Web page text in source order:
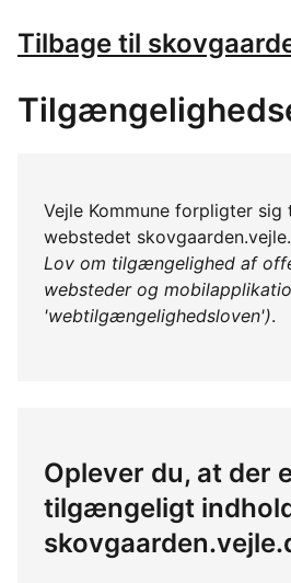
Tilbage til
Vejle Kommune forpligter sig
webstedet
Lov om tilgængelighed af
websteder og
'webtilgængelighedsloven').
Oplever du, at der
tilgængeligt